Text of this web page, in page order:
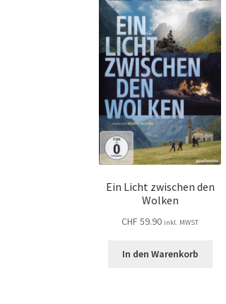
Ein Licht zwischen den
Wolken
CHF 59.90 inkl. MWST
In den Warenkorb